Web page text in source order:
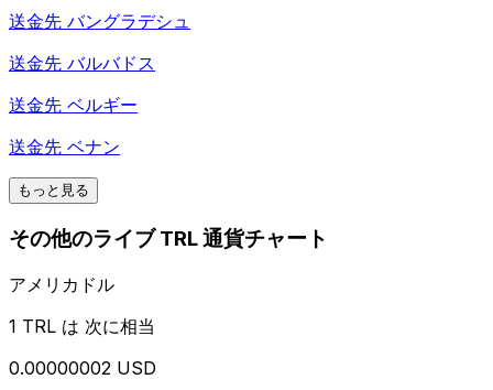
送金先 バングラデシュ
送金先 バルバドス
送金先 ベルギー
送金先 ベナン
もっと見る
その他のライブ TRL 通貨チャート
アメリカドル
1 TRL は 次に相当
0.00000002 USD